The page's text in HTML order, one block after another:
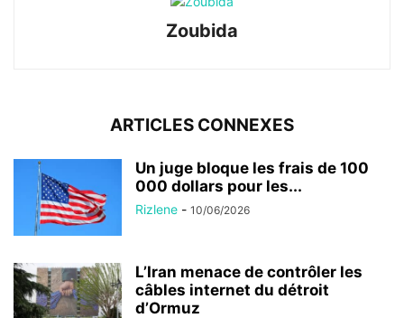
Zoubida
ARTICLES CONNEXES
Un juge bloque les frais de 100
000 dollars pour les...
Rizlene - 10/06/2026
L’Iran menace de contrôler les
câbles internet du détroit
d’Ormuz